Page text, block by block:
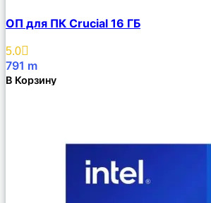
Описание
Избранное
ОП для ПК Crucial 16 ГБ
5.0
791 m
В Корзину